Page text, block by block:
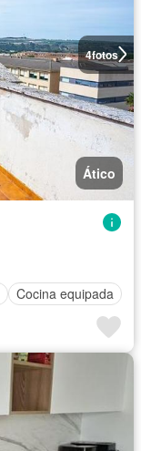
4fotos
Ático
Cocina equipada